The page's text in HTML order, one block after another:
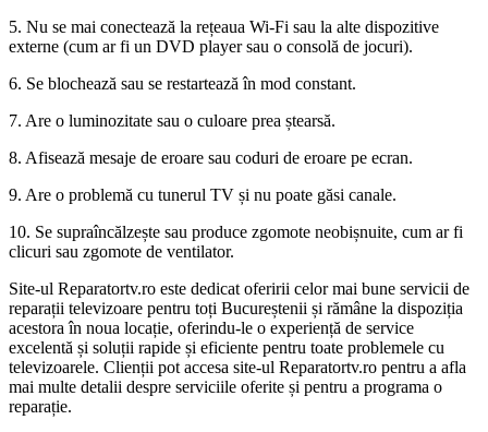
5. Nu se mai conectează la rețeaua Wi-Fi sau la alte dispozitive
externe (cum ar fi un DVD player sau o consolă de jocuri).
6. Se blochează sau se restartează în mod constant.
7. Are o luminozitate sau o culoare prea ștearsă.
8. Afisează mesaje de eroare sau coduri de eroare pe ecran.
9. Are o problemă cu tunerul TV și nu poate găsi canale.
10. Se supraîncălzește sau produce zgomote neobișnuite, cum ar fi
clicuri sau zgomote de ventilator.
Site-ul Reparatortv.ro este dedicat oferirii celor mai bune servicii de
reparații televizoare pentru toți Bucureștenii și rămâne la dispoziția
acestora în noua locație, oferindu-le o experiență de service
excelentă și soluții rapide și eficiente pentru toate problemele cu
televizoarele. Clienții pot accesa site-ul Reparatortv.ro pentru a afla
mai multe detalii despre serviciile oferite și pentru a programa o
reparație.